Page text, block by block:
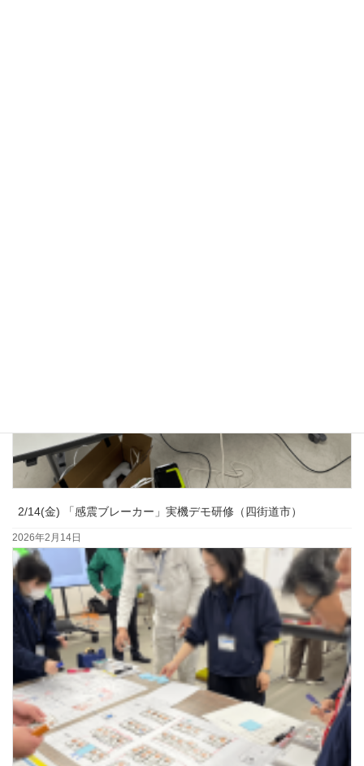
2/14(金) 「感震ブレーカー」実機デモ研修（四街道市）
2026年2月14日